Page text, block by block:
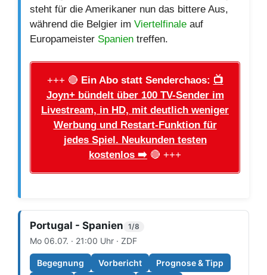
steht für die Amerikaner nun das bittere Aus,
während die Belgier im Viertelfinale auf
Europameister Spanien treffen.
+++ 🔴 Ein Abo statt Senderchaos: 📺
Joyn+ bündelt über 100 TV-Sender im
Livestream, in HD, mit deutlich weniger
Werbung und Restart-Funktion für
jedes Spiel. Neukunden testen
kostenlos ➡️ 🔴 +++
Portugal - Spanien 1/8
Mo 06.07. · 21:00 Uhr · ZDF
Begegnung Vorbericht
Prognose & Tipp